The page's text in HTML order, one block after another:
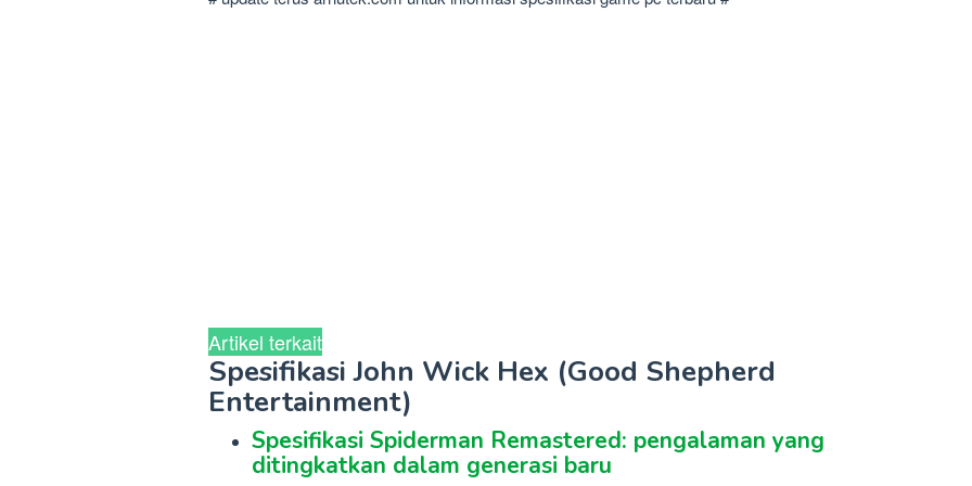
Artikel terkait
Spesifikasi John Wick Hex (Good Shepherd
Entertainment)
Spesifikasi Spiderman Remastered: pengalaman yang
ditingkatkan dalam generasi baru